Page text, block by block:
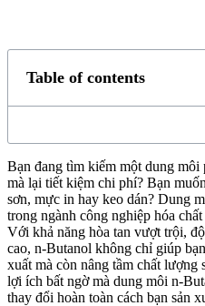
Table of contents
Bạn đang tìm kiếm một dung môi
mà lại tiết kiệm chi phí? Bạn
sơn, mực in hay keo dán? Dung
trong ngành công nghiệp hóa
Với khả năng hòa tan vượt trội,
cao, n-Butanol không chỉ giúp
xuất mà còn nâng tầm chất
lợi ích bất ngờ mà dung môi n-
thay đổi hoàn toàn cách bạn sản